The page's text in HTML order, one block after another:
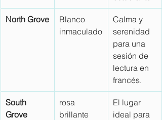
North Grove
Blanco
inmaculado
Calma y
serenidad
para una
sesión de
lectura en
francés.
South
Grove
rosa
brillante
El lugar
ideal para